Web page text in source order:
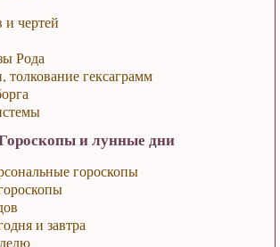
чертей
Рода
гексаграмм
и лунные дни
гороскопы
и завтра